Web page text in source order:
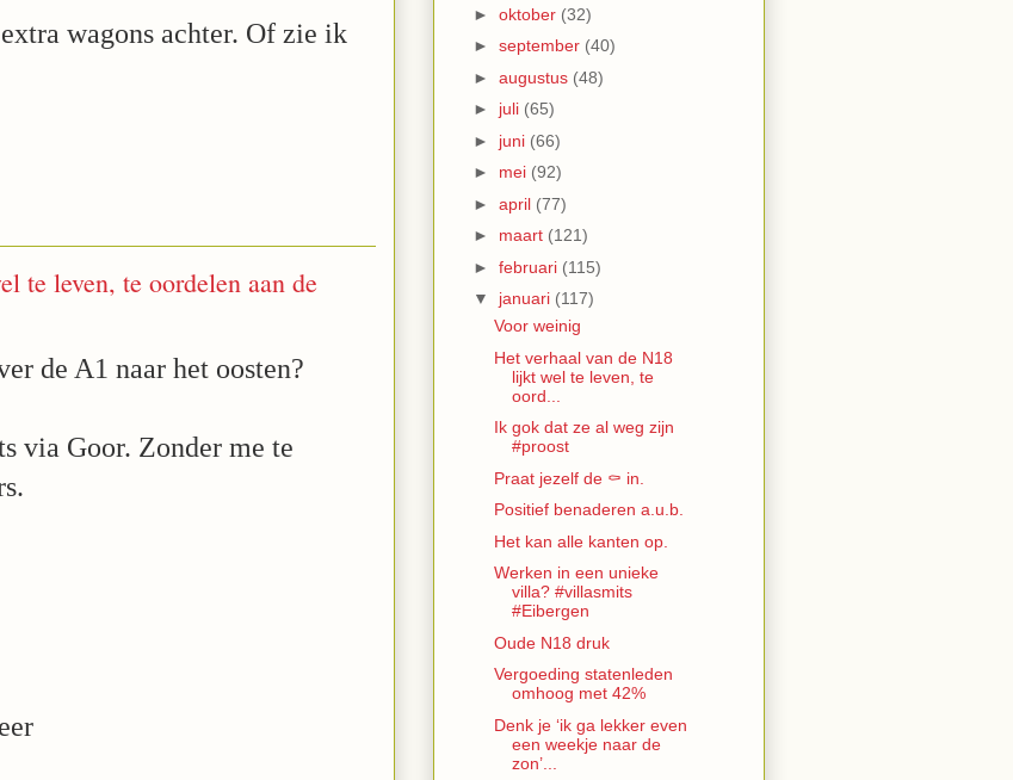
wagons achter. Of zie ik
te leven, te oordelen aan de
de A1 naar het oosten?
via Goor. Zonder me te
► oktober (32)
► september (40)
► augustus (48)
► juli (65)
► juni (66)
► mei (92)
► april (77)
► maart (121)
► februari (115)
▼ januari (117)
Voor weinig
Het verhaal van de N18
lijkt wel te leven, te
oord...
Ik gok dat ze al weg zijn
#proost
Praat jezelf de ⚰️ in.
Positief benaderen a.u.b.
Het kan alle kanten op.
Werken in een unieke
villa? #villasmits
#Eibergen
Oude N18 druk
Vergoeding statenleden
omhoog met 42%
Denk je ‘ik ga lekker even
een weekje naar de
zon’...